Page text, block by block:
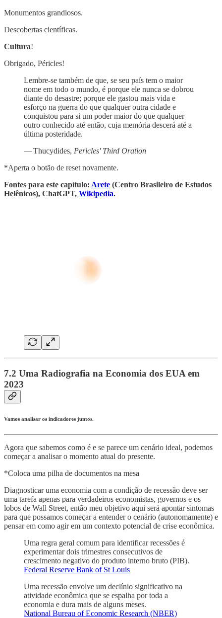
Monumentos grandiosos.
Descobertas científicas.
Cultura!
Obrigado, Péricles!
Lembre-se também de que, se seu país tem o maior
nome em todo o mundo, é porque ele nunca se dobrou
diante do desastre; porque ele gastou mais vida e
esforço na guerra do que qualquer outra cidade e
conquistou para si um poder maior do que qualquer
outro conhecido até então, cuja memória descerá até a
última posteridade.
— Thucydides, Pericles' Third Oration
*Aperta o botão de reset novamente.
Fontes para este capítulo: Arete (Centro Brasileiro de Estudos
Helênicos), ChatGPT, Wikipedia.
7.2 Uma Radiografia na Economia dos EUA em
2023
Vamos analisar os indicadores juntos.
Agora que sabemos como é e se parece um cenário ideal, podemos
começar a analisar o momento atual do presente.
*Coloca uma pilha de documentos na mesa
Diagnosticar uma economia com a condição de recessão deve ser
uma tarefa apenas para verdadeiros economistas, governos e os
lobos de Wall Street, então meu objetivo aqui será apontar sintomas
para que possamos começar a entender o cenário (autonomamente) e
pensar em como agir em um contexto potencial de crise econômica.
Uma regra geral comum para identificar recessões é
experimentar dois trimestres consecutivos de
crescimento negativo do produto interno bruto (PIB).
Federal Reserve Bank of St Louis
Uma recessão envolve um declínio significativo na
atividade econômica que se espalha por toda a
economia e dura mais de alguns meses.
National Bureau of Economic Research (NBER)